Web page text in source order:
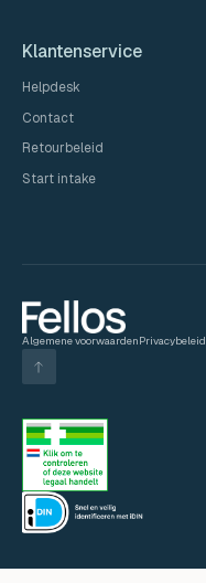
Klantenservice
Helpdesk
Contact
Retourbeleid
Start intake
Algemene voorwaardenPrivacybeleid